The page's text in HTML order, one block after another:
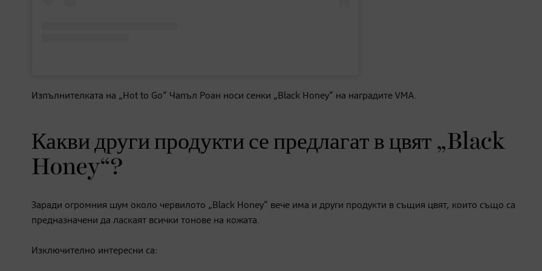
Изпълнителката на „Hot to Go“ Чапъл Роан носи сенки „Black Honey“ на наградите VMA.
Какви други продукти се предлагат в цвят „Black
Honey“?
Заради огромния шум около червилото „Black Honey“ вече има и други продукти в същия цвят, които също са
предназначени да ласкаят всички тонове на кожата.
Изключително интересни са: